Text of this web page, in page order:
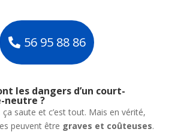
56 95 88 86
les dangers d’un court-
neutre ?
saute et c’est tout. Mais en vérité,
peuvent être graves et coûteuses.